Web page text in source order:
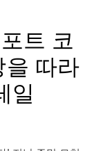
트 코
을 따라
일